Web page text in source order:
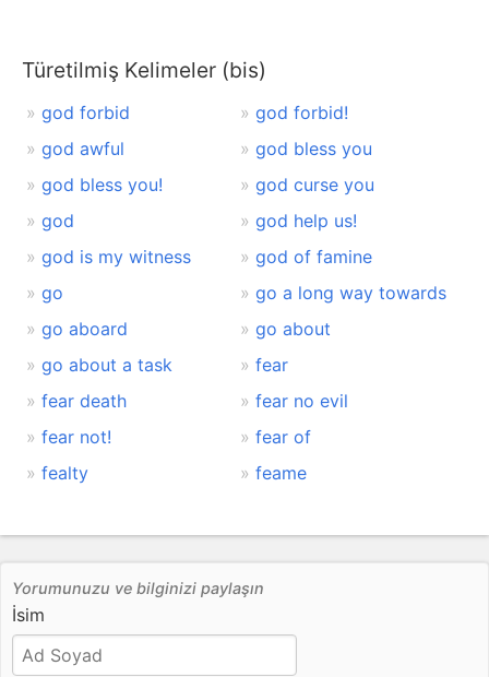
Türetilmiş Kelimeler (bis)
god forbid
god forbid!
god awful
god bless you
god bless you!
god curse you
god
god help us!
god is my witness
god of famine
go
go a long way towards
go aboard
go about
go about a task
fear
fear death
fear no evil
fear not!
fear of
fealty
feame
Yorumunuzu ve bilginizi paylaşın
İsim